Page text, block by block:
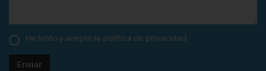
He leído y acepto la política de privacidad
Enviar